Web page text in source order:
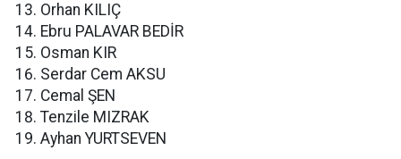
Orhan KILIÇ
Ebru PALAVAR BEDİR
Osman KIR
Serdar Cem AKSU
Cemal ŞEN
Tenzile MIZRAK
Ayhan YURTSEVEN